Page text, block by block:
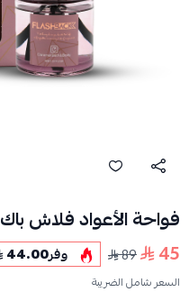
فواحة الأعواد فلاش باك 100مل
45
89 وفر44.00
السعر شامل الضريبة